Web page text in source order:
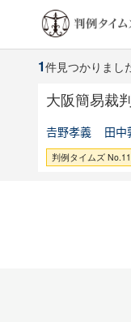
1件見つかりまし
大阪簡易裁
𠮷野孝義
田中
判例タイムズ